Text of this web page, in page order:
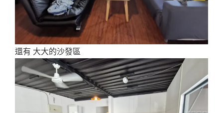
還有 大大的沙發區